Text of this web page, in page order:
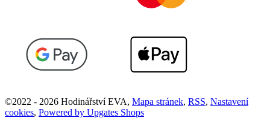
©2022 - 2026 Hodinářství EVA, Mapa stránek, RSS, Nastavení
cookies, Powered by Upgates Shops